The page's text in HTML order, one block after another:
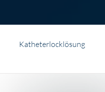
Katheterlocklösung